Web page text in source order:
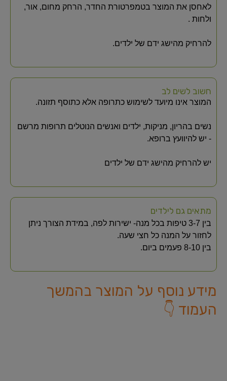
לאחסן את המוצר בטמפרטורת החדר, הרחק מחום, אור,
ולחות .
להרחיק מהישג ידם של ילדים.
חשוב לשים לב
המוצר אינו מיועד לשימוש כתרופה אלא כתוסף תזונה.
נשים בהריון, מניקות, ילדים ואנשים הנוטלים תרופות מרשם
- יש להיוועץ ברופא.
יש להרחיק מהישג ידם של ילדים
מתאים גם לילדים
בין 3-7 טיפות בכל מנה- ישירות לפה, במידת הצורך ניתן
לחזור על המנה כל חצי שעה.
בין 8-10 פעמים ביום.
מידע נוסף על המוצר בהמשך
העמוד 👇